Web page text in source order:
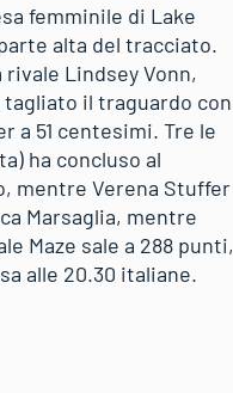
femminile di Lake
alta del tracciato.
Lindsey Vonn,
il traguardo con
a 51 centesimi. Tre le
ha concluso al
mentre Verena Stuffer
Marsaglia, mentre
Maze sale a 288 punti,
alle 20.30 italiane.